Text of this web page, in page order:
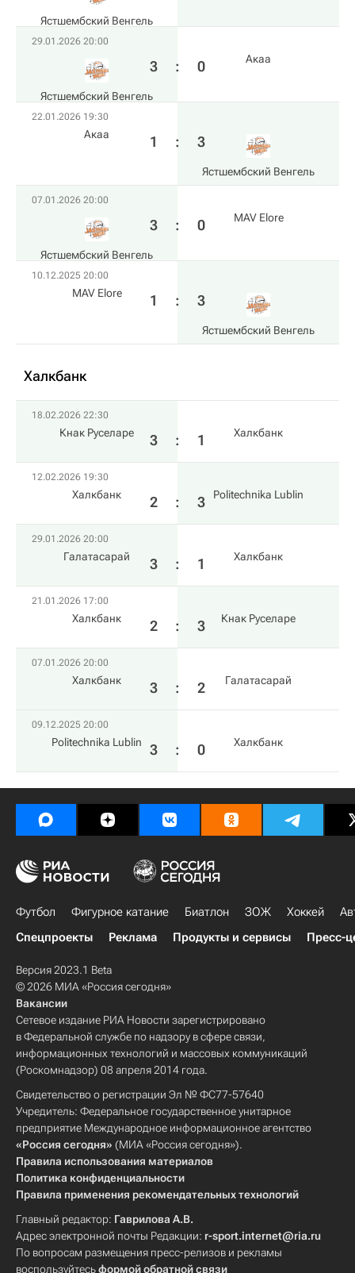
Ястшембский Венгель
29.01.2026 20:00
Ястшембский Венгель
3 : 0 Акаа
22.01.2026 19:30
Акаа 1 : 3
Ястшембский Венгель
07.01.2026 20:00
Ястшембский Венгель
3 : 0 MAV Elore
10.12.2025 20:00
MAV Elore 1 : 3
Ястшембский Венгель
Халкбанк
18.02.2026 22:30
Кнак Руселаре 3 : 1 Халкбанк
12.02.2026 19:30
Халкбанк 2 : 3 Politechnika Lublin
29.01.2026 20:00
Галатасарай 3 : 1 Халкбанк
21.01.2026 17:00
Халкбанк 2 : 3 Кнак Руселаре
07.01.2026 20:00
Халкбанк 3 : 2 Галатасарай
09.12.2025 20:00
Politechnika Lublin 3 : 0 Халкбанк
Футбол Фигурное катание Биатлон ЗОЖ Хоккей
Спецпроекты
Реклама Продукты и сервисы Пресс-
Версия 2023.1 Beta
© 2026 МИА «Россия сегодня»
Вакансии
Сетевое издание РИА Новости зарегистрировано
в Федеральной службе по надзору в сфере связи,
информационных технологий и массовых коммуникаций
(Роскомнадзор) 08 апреля 2014 года.
Свидетельство о регистрации Эл № ФС77-57640
Учредитель: Федеральное государственное унитарное
предприятие Международное информационное агентство
«Россия сегодня» (МИА «Россия сегодня»).
Правила использования материалов
Политика конфиденциальности
Правила применения рекомендательных технологий
Главный редактор: Гаврилова А.В.
Адрес электронной почты Редакции: r-sport.internet@ria.ru
По вопросам размещения пресс-релизов и рекламы
воспользуйтесьформой обратной связи